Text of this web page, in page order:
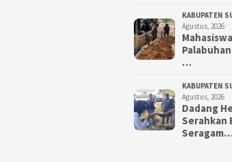
KABUPATEN
Agustus, 2026
…
KABUPATEN
Agustus, 2026
Dadang
Serahkan